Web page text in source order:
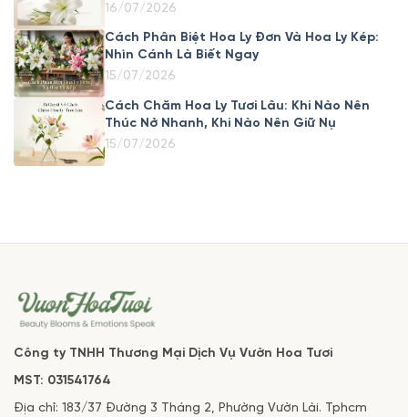
16/07/2026
Cách Phân Biệt Hoa Ly Đơn Và Hoa Ly Kép:
Nhìn Cánh Là Biết Ngay
15/07/2026
Cách Chăm Hoa Ly Tươi Lâu: Khi Nào Nên
Thúc Nở Nhanh, Khi Nào Nên Giữ Nụ
15/07/2026
Công ty TNHH Thương Mại Dịch Vụ Vườn Hoa Tươi
MST: 031541764
Địa chỉ: 183/37 Đường 3 Tháng 2, Phường Vườn Lài. Tphcm